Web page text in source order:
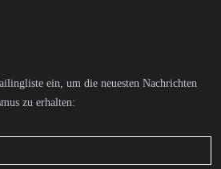
ein, um die neuesten Nachrichten
zu erhalten: